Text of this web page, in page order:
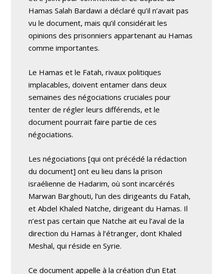
Hamas Salah Bardawi a déclaré qu’il n’avait pas
vu le document, mais qu’il considérait les
opinions des prisonniers appartenant au Hamas
comme importantes.
Le Hamas et le Fatah, rivaux politiques
implacables, doivent entamer dans deux
semaines des négociations cruciales pour
tenter de régler leurs différends, et le
document pourrait faire partie de ces
négociations.
Les négociations [qui ont précédé la rédaction
du document] ont eu lieu dans la prison
israélienne de Hadarim, où sont incarcérés
Marwan Barghouti, l’un des dirigeants du Fatah,
et Abdel Khaled Natche, dirigeant du Hamas. Il
n’est pas certain que Natche ait eu l’aval de la
direction du Hamas à l’étranger, dont Khaled
Meshal, qui réside en Syrie.
Ce document appelle à la création d’un Etat